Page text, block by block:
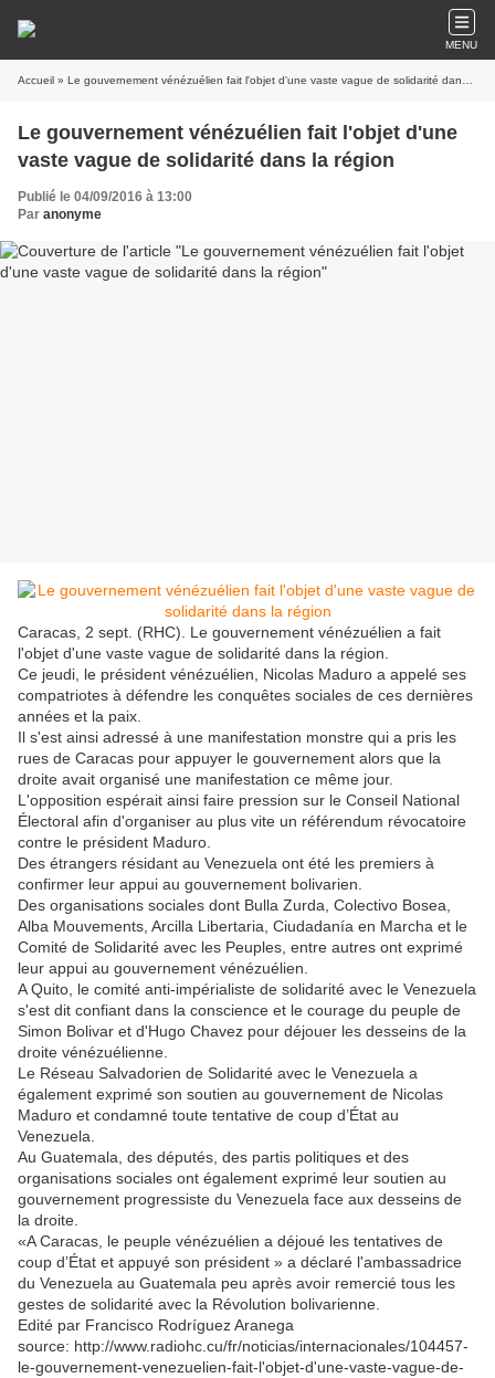
MENU
Accueil » Le gouvernement vénézuélien fait l'objet d'une vaste vague de solidarité dans la région
Le gouvernement vénézuélien fait l'objet d'une
vaste vague de solidarité dans la région
Publié le 04/09/2016 à 13:00
Par anonyme
Caracas, 2 sept. (RHC). Le gouvernement vénézuélien a fait
l'objet d'une vaste vague de solidarité dans la région.
Ce jeudi, le président vénézuélien, Nicolas Maduro a appelé ses
compatriotes à défendre les conquêtes sociales de ces dernières
années et la paix.
Il s'est ainsi adressé à une manifestation monstre qui a pris les
rues de Caracas pour appuyer le gouvernement alors que la
droite avait organisé une manifestation ce même jour.
L'opposition espérait ainsi faire pression sur le Conseil National
Électoral afin d'organiser au plus vite un référendum révocatoire
contre le président Maduro.
Des étrangers résidant au Venezuela ont été les premiers à
confirmer leur appui au gouvernement bolivarien.
Des organisations sociales dont Bulla Zurda, Colectivo Bosea,
Alba Mouvements, Arcilla Libertaria, Ciudadanía en Marcha et le
Comité de Solidarité avec les Peuples, entre autres ont exprimé
leur appui au gouvernement vénézuélien.
A Quito, le comité anti-impérialiste de solidarité avec le Venezuela
s'est dit confiant dans la conscience et le courage du peuple de
Simon Bolivar et d'Hugo Chavez pour déjouer les desseins de la
droite vénézuélienne.
Le Réseau Salvadorien de Solidarité avec le Venezuela a
également exprimé son soutien au gouvernement de Nicolas
Maduro et condamné toute tentative de coup d’État au
Venezuela.
Au Guatemala, des députés, des partis politiques et des
organisations sociales ont également exprimé leur soutien au
gouvernement progressiste du Venezuela face aux desseins de
la droite.
«A Caracas, le peuple vénézuélien a déjoué les tentatives de
coup d’État et appuyé son président » a déclaré l'ambassadrice
du Venezuela au Guatemala peu après avoir remercié tous les
gestes de solidarité avec la Révolution bolivarienne.
Edité par Francisco Rodríguez Aranega
source: http://www.radiohc.cu/fr/noticias/internacionales/104457-
le-gouvernement-venezuelien-fait-l'objet-d'une-vaste-vague-de-